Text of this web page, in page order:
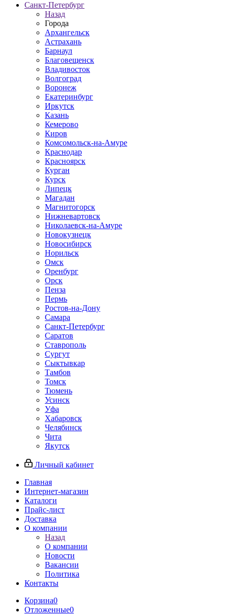
Санкт-Петербург
Назад
Города
Архангельск
Астрахань
Барнаул
Благовещенск
Владивосток
Волгоград
Воронеж
Екатеринбург
Иркутск
Казань
Кемерово
Киров
Комсомольск-на-Амуре
Краснодар
Красноярск
Курган
Курск
Липецк
Магадан
Магнитогорск
Нижневартовск
Николаевск-на-Амуре
Новокузнецк
Новосибирск
Норильск
Омск
Оренбург
Орск
Пенза
Пермь
Ростов-на-Дону
Самара
Санкт-Петербург
Саратов
Ставрополь
Сургут
Сыктывкар
Тамбов
Томск
Тюмень
Усинск
Уфа
Хабаровск
Челябинск
Чита
Якутск
Личный кабинет
Главная
Интернет-магазин
Каталоги
Прайс-лист
Доставка
О компании
Назад
О компании
Новости
Вакансии
Политика
Контакты
Корзина0
Отложенные0